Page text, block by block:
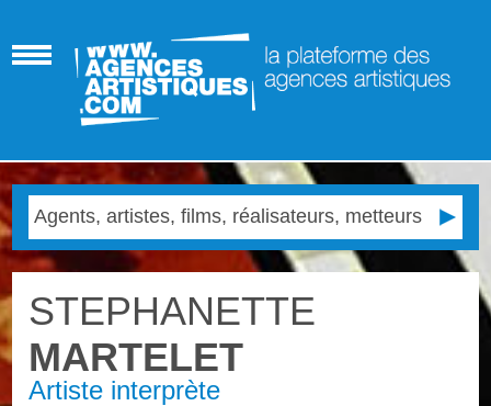
STEPHANETTE
MARTELET
Artiste interprète